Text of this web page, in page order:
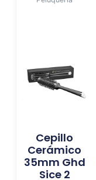
Cepillo
Cerámico
35mm Ghd
Sice 2